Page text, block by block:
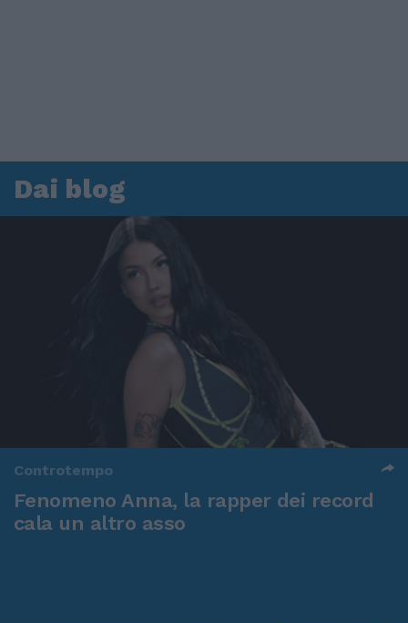
Dai blog
Controtempo
Fenomeno Anna, la rapper dei record
cala un altro asso